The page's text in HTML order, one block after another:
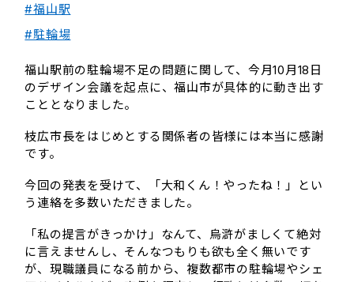
#福山駅
#駐輪場
福山駅前の駐輪場不足の問題に関して、今月10月18日
のデザイン会議を起点に、福山市が具体的に動き出す
こととなりました。
枝広市長をはじめとする関係者の皆様には本当に感謝
です。
今回の発表を受けて、「大和くん！やったね！」とい
う連絡を多数いただきました。
「私の提言がきっかけ」なんて、烏滸がましくて絶対
に言えませんし、そんなつもりも欲も全く無いです
が、現職議員になる前から、複数都市の駐輪場やシェ